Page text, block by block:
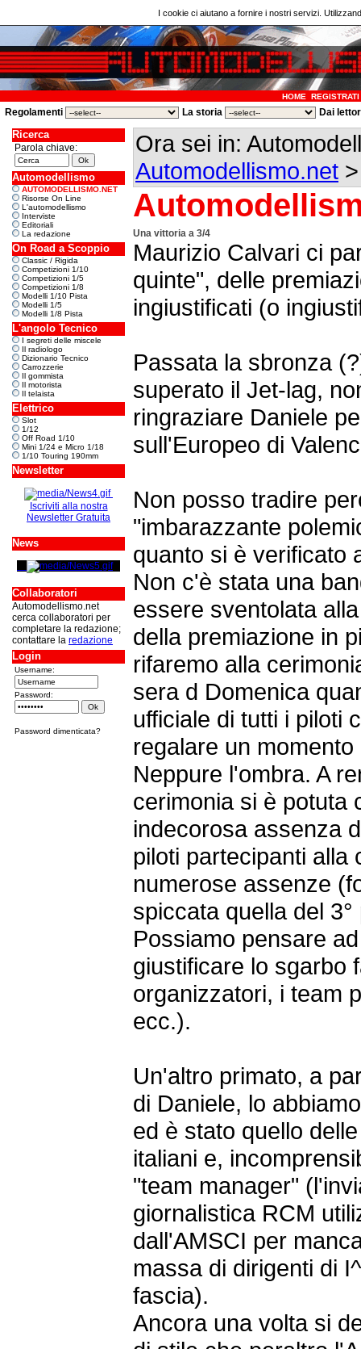
I cookie ci aiutano a fornire i nostri servizi.
HOME REGISTRATI
Regolamenti La storia Dai
Ricerca
Parola chiave:
Automodellismo
AUTOMODELLISMO.NET
Risorse On Line
L'automodellismo
Interviste
Editoriali
La redazione
On Road a Scoppio
Classic / Rigida
Competizioni 1/10
Competizioni 1/5
Competizioni 1/8
Modelli 1/10 Pista
Modelli 1/5
Modelli 1/8 Pista
L'angolo Tecnico
I segreti delle miscele
Il radiologo
Dizionario Tecnico
Carrozzerie
Il gommista
Il motorista
Il telaista
Elettrico
Slot
1/12
Off Road 1/10
Mini 1/24 e Micro 1/18
1/10 Touring 190mm
Newsletter
Iscriviti alla nostra
Newsletter Gratuita
News
Collaboratori
Automodellismo.net
cerca collaboratori per
completare la redazione;
contattare la redazione
Login
Username:
Password:
Password dimenticata?
Ora sei in:
Automodellismo.net
Una vittoria a 3/4
Maurizio Calvari ci
quinte", delle
ingiustificati (o
Passata la sbronza
superato il Jet-lag,
ringraziare Daniele
sull'Europeo di
Non posso tradire
"imbarazzante
quanto si è verificato
Non c'è stata una
essere sventolata
della premiazione in
rifaremo alla
sera d Domenica
ufficiale di tutti i piloti
regalare un
Neppure l'ombra. A
cerimonia si è potuta
indecorosa assenza
piloti partecipanti alla
numerose assenze
spiccata quella del
Possiamo pensare
giustificare lo sgarbo
organizzatori, i team
ecc.).
Un'altro primato, a
di Daniele, lo
ed è stato quello
italiani e,
"team manager"
giornalistica RCM
dall'AMSCI per
massa di dirigenti di
fascia).
Ancora una volta si